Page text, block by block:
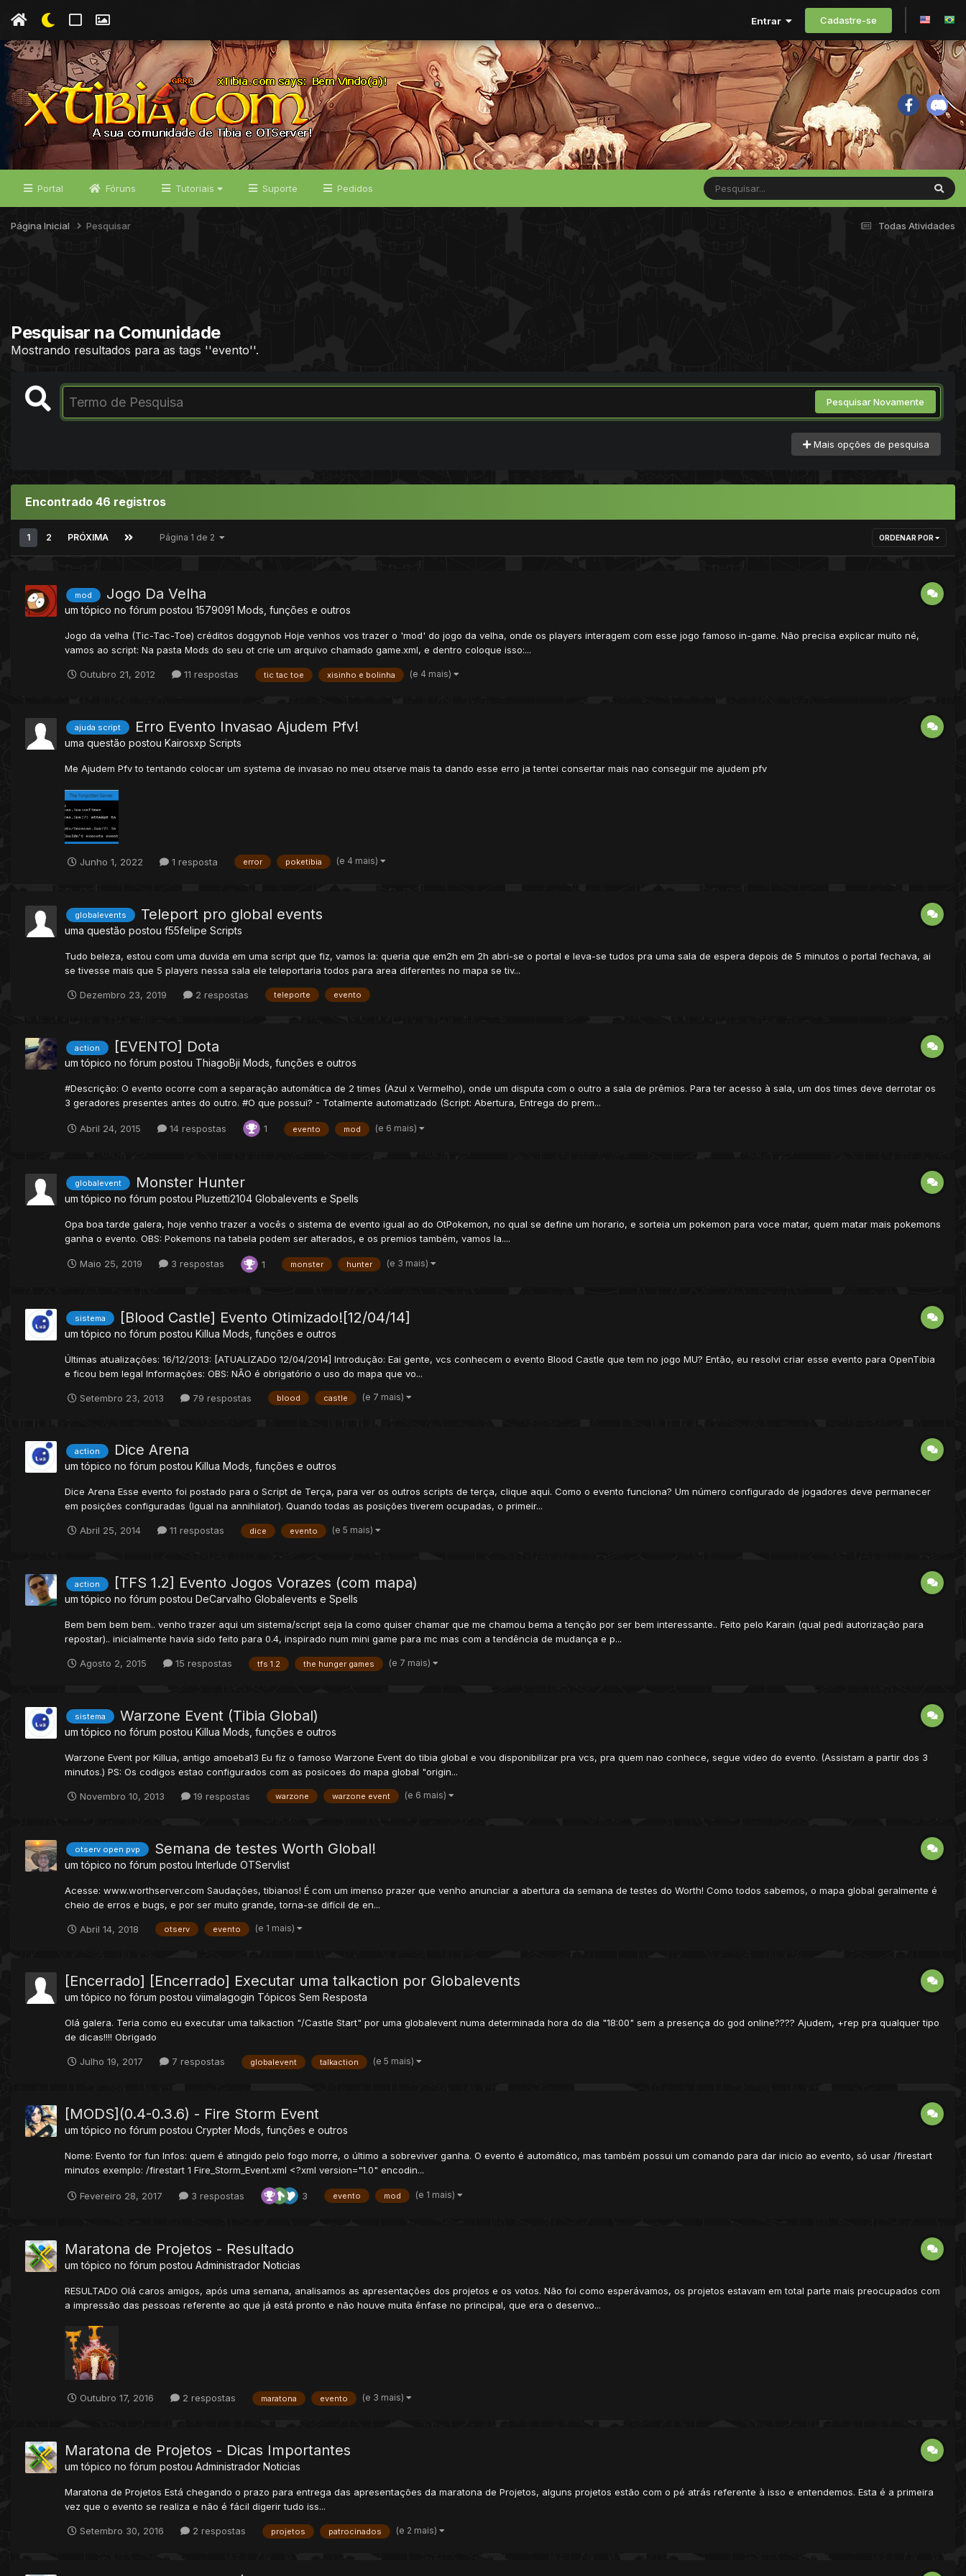
Entrar Cadastre-se
Portal Fóruns Tutoriais Suporte Pedidos
Todas Atividades
Página Inicial Pesquisar
Pesquisar na Comunidade
Mostrando resultados para as tags ''evento''.
Pesquisar Novamente
Mais opções de pesquisa
Encontrado 46 registros
1 2 PRÓXIMA Página 1 de 2 ORDENAR POR
mod Jogo Da Velha
um tópico no fórum postou 1579091 Mods, funções e outros
Jogo da velha (Tic-Tac-Toe) créditos doggynob Hoje venhos vos trazer o 'mod' do jogo da velha, onde os players interagem com esse jogo famoso in-game. Não precisa explicar muito né,
vamos ao script: Na pasta Mods do seu ot crie um arquivo chamado game.xml, e dentro coloque isso:...
Outubro 21, 2012 11 respostas tic tac toe xisinho e bolinha (e 4 mais)
ajuda script Erro Evento Invasao Ajudem Pfv!
uma questão postou Kairosxp Scripts
Me Ajudem Pfv to tentando colocar um systema de invasao no meu otserve mais ta dando esse erro ja tentei consertar mais nao conseguir me ajudem pfv
Junho 1, 2022 1 resposta error poketibia (e 4 mais)
globalevents Teleport pro global events
uma questão postou f55felipe Scripts
Tudo beleza, estou com uma duvida em uma script que fiz, vamos la: queria que em2h em 2h abri-se o portal e leva-se tudos pra uma sala de espera depois de 5 minutos o portal fechava, ai
se tivesse mais que 5 players nessa sala ele teleportaria todos para area diferentes no mapa se tiv...
Dezembro 23, 2019 2 respostas teleporte evento
action [EVENTO] Dota
um tópico no fórum postou ThiagoBji Mods, funções e outros
#Descrição: O evento ocorre com a separação automática de 2 times (Azul x Vermelho), onde um disputa com o outro a sala de prêmios. Para ter acesso à sala, um dos times deve derrotar os
3 geradores presentes antes do outro. #O que possui? - Totalmente automatizado (Script: Abertura, Entrega do prem...
Abril 24, 2015 14 respostas 1 evento mod (e 6 mais)
globalevent Monster Hunter
um tópico no fórum postou Pluzetti2104 Globalevents e Spells
Opa boa tarde galera, hoje venho trazer a vocês o sistema de evento igual ao do OtPokemon, no qual se define um horario, e sorteia um pokemon para voce matar, quem matar mais pokemons
ganha o evento. OBS: Pokemons na tabela podem ser alterados, e os premios também, vamos la....
Maio 25, 2019 3 respostas 1 monster hunter (e 3 mais)
sistema [Blood Castle] Evento Otimizado![12/04/14]
um tópico no fórum postou Killua Mods, funções e outros
Últimas atualizações: 16/12/2013: [ATUALIZADO 12/04/2014] Introdução: Eai gente, vcs conhecem o evento Blood Castle que tem no jogo MU? Então, eu resolvi criar esse evento para OpenTibia
e ficou bem legal Informações: OBS: NÃO é obrigatório o uso do mapa que vo...
Setembro 23, 2013 79 respostas blood castle (e 7 mais)
action Dice Arena
um tópico no fórum postou Killua Mods, funções e outros
Dice Arena Esse evento foi postado para o Script de Terça, para ver os outros scripts de terça, clique aqui. Como o evento funciona? Um número configurado de jogadores deve permanecer
em posições configuradas (Igual na annihilator). Quando todas as posições tiverem ocupadas, o primeir...
Abril 25, 2014 11 respostas dice evento (e 5 mais)
action [TFS 1.2] Evento Jogos Vorazes (com mapa)
um tópico no fórum postou DeCarvalho Globalevents e Spells
Bem bem bem bem.. venho trazer aqui um sistema/script seja la como quiser chamar que me chamou bema a tenção por ser bem interessante.. Feito pelo Karain (qual pedi autorização para
repostar).. inicialmente havia sido feito para 0.4, inspirado num mini game para mc mas com a tendência de mudança e p...
Agosto 2, 2015 15 respostas tfs 1.2 the hunger games (e 7 mais)
sistema Warzone Event (Tibia Global)
um tópico no fórum postou Killua Mods, funções e outros
Warzone Event por Killua, antigo amoeba13 Eu fiz o famoso Warzone Event do tibia global e vou disponibilizar pra vcs, pra quem nao conhece, segue video do evento. (Assistam a partir dos 3
minutos.) PS: Os codigos estao configurados com as posicoes do mapa global "origin...
Novembro 10, 2013 19 respostas warzone warzone event (e 6 mais)
otserv open pvp Semana de testes Worth Global!
um tópico no fórum postou Interlude OTServlist
Acesse: www.worthserver.com Saudações, tibianos! É com um imenso prazer que venho anunciar a abertura da semana de testes do Worth! Como todos sabemos, o mapa global geralmente é
cheio de erros e bugs, e por ser muito grande, torna-se difícil de en...
Abril 14, 2018 otserv evento (e 1 mais)
[Encerrado] [Encerrado] Executar uma talkaction por Globalevents
um tópico no fórum postou viimalagogin Tópicos Sem Resposta
Olá galera. Teria como eu executar uma talkaction "/Castle Start" por uma globalevent numa determinada hora do dia "18:00" sem a presença do god online???? Ajudem, +rep pra qualquer tipo
de dicas!!!! Obrigado
Julho 19, 2017 7 respostas globalevent talkaction (e 5 mais)
[MODS](0.4-0.3.6) - Fire Storm Event
um tópico no fórum postou Crypter Mods, funções e outros
Nome: Evento for fun Infos: quem é atingido pelo fogo morre, o último a sobreviver ganha. O evento é automático, mas também possui um comando para dar inicio ao evento, só usar /firestart
minutos exemplo: /firestart 1 Fire_Storm_Event.xml <?xml version="1.0" encodin...
Fevereiro 28, 2017 3 respostas 3 evento mod (e 1 mais)
Maratona de Projetos - Resultado
um tópico no fórum postou Administrador Noticias
RESULTADO Olá caros amigos, após uma semana, analisamos as apresentações dos projetos e os votos. Não foi como esperávamos, os projetos estavam em total parte mais preocupados com
a impressão das pessoas referente ao que já está pronto e não houve muita ênfase no principal, que era o desenvo...
Outubro 17, 2016 2 respostas maratona evento (e 3 mais)
Maratona de Projetos - Dicas Importantes
um tópico no fórum postou Administrador Noticias
Maratona de Projetos Está chegando o prazo para entrega das apresentações da maratona de Projetos, alguns projetos estão com o pé atrás referente à isso e entendemos. Esta é a primeira
vez que o evento se realiza e não é fácil digerir tudo iss...
Setembro 30, 2016 2 respostas projetos patrocinados (e 2 mais)